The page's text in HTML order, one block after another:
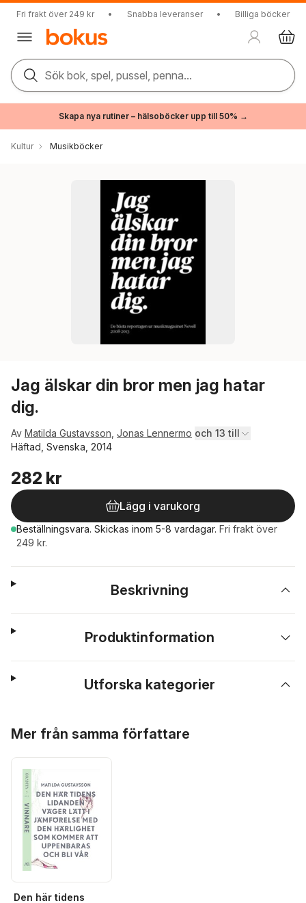
Fri frakt över 249 kr • Snabba leveranser • Billiga böcker
Sök bok, spel, pussel, penna...
Skapa nya rutiner – hälsoböcker upp till 50% →
Kultur Musikböcker
Jag älskar din bror men jag hatar
dig.
Av Matilda Gustavsson Jonas Lennermo och 13 till
Häftad, Svenska, 2014
282 kr
Lägg i varukorg
Beställningsvara. Skickas inom 5-8 vardagar. Fri frakt över
249 kr.
Beskrivning
Produktinformation
Utforska kategorier
Mer från samma författare
Den här tidens